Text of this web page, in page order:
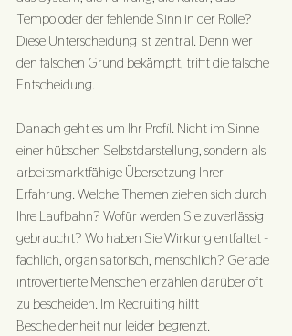
Tempo oder der fehlende Sinn in der Rolle?
Diese Unterscheidung ist zentral. Denn wer
den falschen Grund bekämpft, trifft die falsche
Entscheidung.
Danach geht es um Ihr Profil. Nicht im Sinne
einer hübschen Selbstdarstellung, sondern als
arbeitsmarktfähige Übersetzung Ihrer
Erfahrung. Welche Themen ziehen sich durch
Ihre Laufbahn? Wofür werden Sie zuverlässig
gebraucht? Wo haben Sie Wirkung entfaltet -
fachlich, organisatorisch, menschlich? Gerade
introvertierte Menschen erzählen darüber oft
zu bescheiden. Im Recruiting hilft
Bescheidenheit nur leider begrenzt.